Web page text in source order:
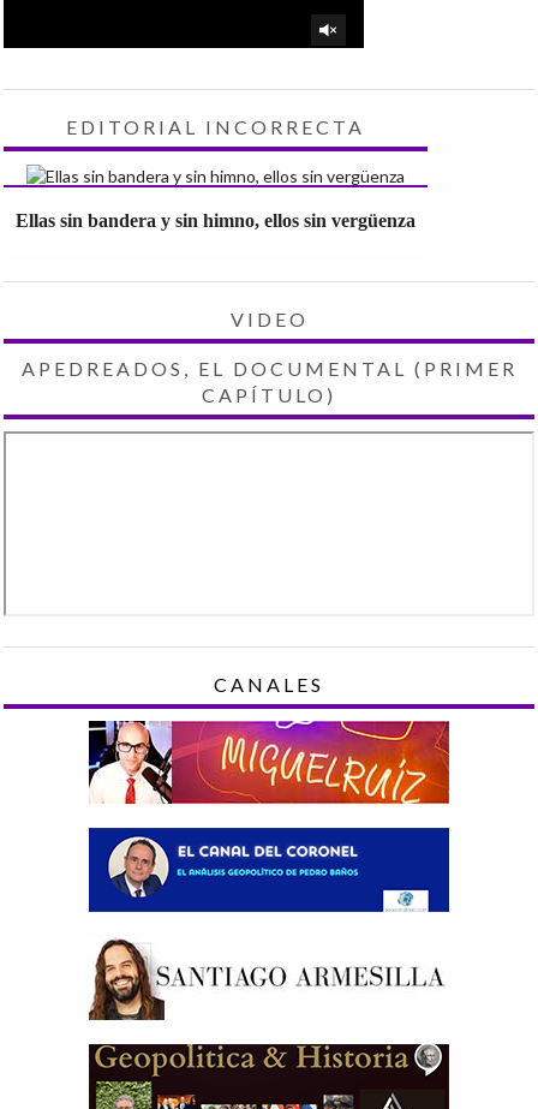
EDITORIAL INCORRECTA
Ellas sin bandera y sin himno, ellos sin vergüenza
VIDEO
APEDREADOS, EL DOCUMENTAL (PRIMER
CAPÍTULO)
CANALES